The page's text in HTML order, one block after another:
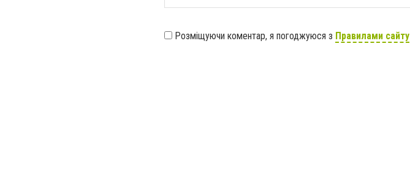
Розміщуючи коментар, я погоджуюся з Правилами сайту